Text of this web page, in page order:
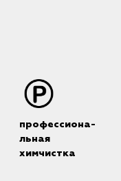
профессиона-
льная
химчистка